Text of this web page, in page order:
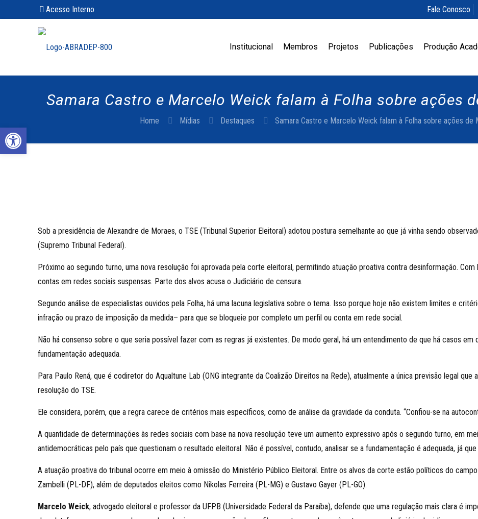
Abrir a barra de ferramentas
Acesso Interno Fale Conosco
Institucional Membros Projetos Publicações Produção
Samara Castro e Marcelo Weick falam à Folha sobre ações
Home Mídias Destaques Samara Castro e Marcelo Weick falam à Folha sobre ações de
Sob a presidência de Alexandre de Moraes, o TSE (Tribunal Superior Eleitoral) adotou postura semelhante ao que já vinha sendo
(Supremo Tribunal Federal).
Próximo ao segundo turno, uma nova resolução foi aprovada pela corte eleitoral, permitindo atuação proativa contra desinformação.
contas em redes sociais suspensas. Parte dos alvos acusa o Judiciário de censura.
Segundo análise de especialistas ouvidos pela Folha, há uma lacuna legislativa sobre o tema. Isso porque hoje não existem limites e
infração ou prazo de imposição da medida– para que se bloqueie por completo um perfil ou conta em rede social.
Não há consenso sobre o que seria possível fazer com as regras já existentes. De modo geral, há um entendimento de que há casos
fundamentação adequada.
Para Paulo Rená, que é codiretor do Aqualtune Lab (ONG integrante da Coalizão Direitos na Rede), atualmente a única previsão legal
resolução do TSE.
Ele considera, porém, que a regra carece de critérios mais específicos, como de análise da gravidade da conduta. “Confiou-se na
A quantidade de determinações às redes sociais com base na nova resolução teve um aumento expressivo após o segundo turno, em
antidemocráticas pelo país que questionam o resultado eleitoral. Não é possível, contudo, analisar se a fundamentação é adequada, já
A atuação proativa do tribunal ocorre em meio à omissão do Ministério Público Eleitoral. Entre os alvos da corte estão políticos do
Zambelli (PL-DF), além de deputados eleitos como Nikolas Ferreira (PL-MG) e Gustavo Gayer (PL-GO).
Marcelo Weick, advogado eleitoral e professor da UFPB (Universidade Federal da Paraíba), defende que uma regulação mais clara é